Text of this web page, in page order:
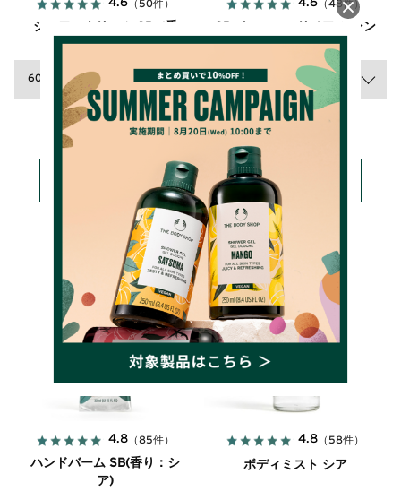
（50件）
シャワークリーム SB（香
り：シア）
60mL 715円
詳しく見る
（48件）
SB インテンスリペア シャン
プー(香り：シア)
250mL 2,310円
詳しく見る
カートに入れる
4.8（85件）
ハンドバーム SB(香り：シ
ア)
4.8 （58件）
ボディミスト シア